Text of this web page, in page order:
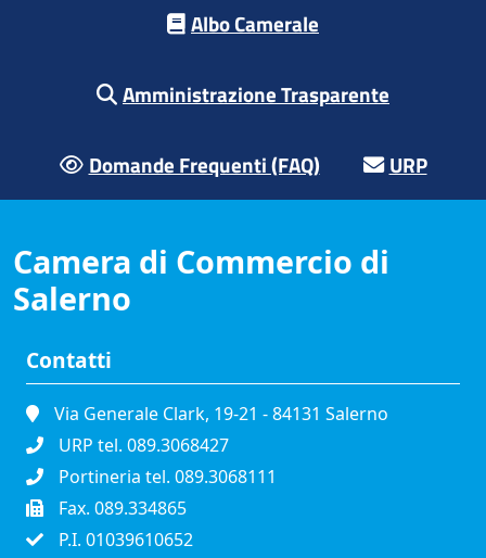
Albo Camerale
Amministrazione Trasparente
Domande Frequenti (FAQ) URP
Camera di Commercio di
Salerno
Contatti
Via Generale Clark, 19-21 - 84131 Salerno
URP tel. 089.3068427
Portineria tel. 089.3068111
Fax. 089.334865
P.I. 01039610652